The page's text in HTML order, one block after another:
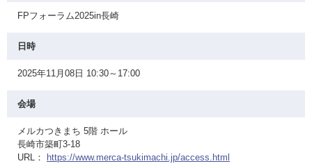
FPフォーラム2025in長崎
日時
2025年11月08日 10:30～17:00
会場
メルカつきまち 5階 ホール
長崎市築町3-18
URL：
https://www.merca-tsukimachi.jp/access.html